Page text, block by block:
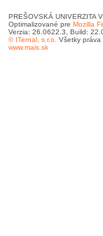
PREŠOVSKÁ UNIVERZITA
Optimalizované pre Mozilla
Verzia: 26.0622.3, Build:
© ITernal, s.r.o. Všetky práva
www.mais.sk